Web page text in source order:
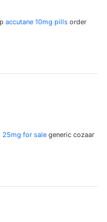
accutane 10mg pills order
25mg for sale generic cozaar